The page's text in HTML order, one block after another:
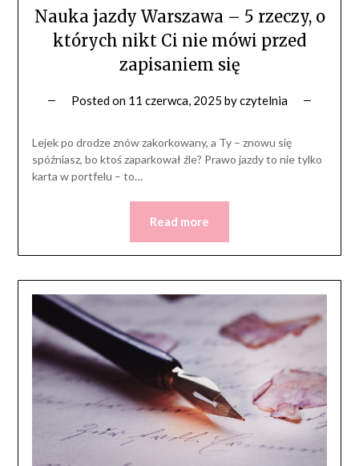
Nauka jazdy Warszawa – 5 rzeczy, o
których nikt Ci nie mówi przed
zapisaniem się
Posted on 11 czerwca, 2025 byczytelnia
Lejek po drodze znów zakorkowany, a Ty – znowu się
spóźniasz, bo ktoś zaparkował źle? Prawo jazdy to nie tylko
karta w portfelu – to…
Read more